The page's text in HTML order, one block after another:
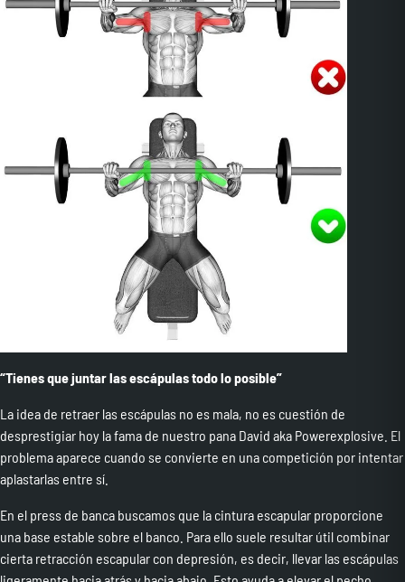
“Tienes que juntar las escápulas todo lo posible”
La idea de retraer las escápulas no es mala, no es cuestión de
desprestigiar hoy la fama de nuestro pana David aka Powerexplosive. El
problema aparece cuando se convierte en una competición por intentar
aplastarlas entre sí.
En el press de banca buscamos que la cintura escapular proporcione
una base estable sobre el banco. Para ello suele resultar útil combinar
cierta retracción escapular con depresión, es decir, llevar las escápulas